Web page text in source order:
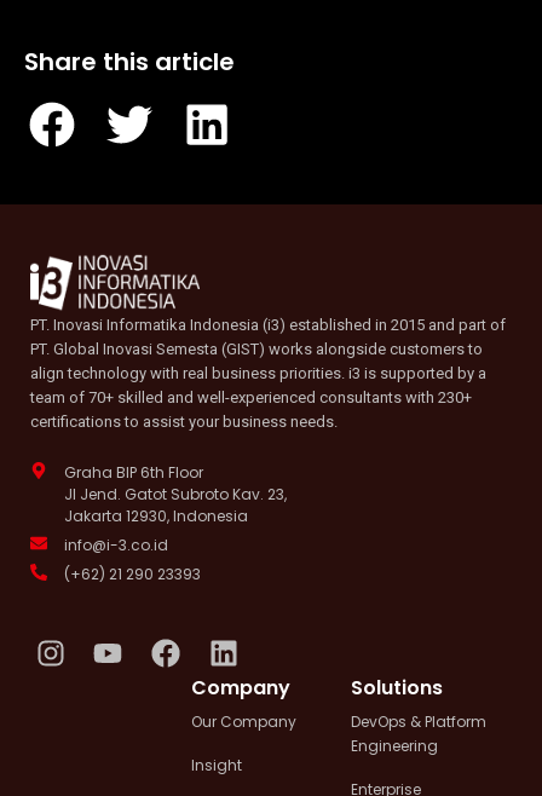
Share this article
PT. Inovasi Informatika Indonesia (i3) established in 2015 and part of
PT. Global Inovasi Semesta (GIST) works alongside customers to
align technology with real business priorities. i3 is supported by a
team of 70+ skilled and well-experienced consultants with 230+
certifications to assist your business needs.
Graha BIP 6th Floor
Jl Jend. Gatot Subroto Kav. 23,
Jakarta 12930, Indonesia
info@i-3.co.id
(+62) 21 290 23393
I
n
Y
F
a
L
i
n
k
e
Company
Our Company
Insight
Solutions
DevOps & Platform
Engineering
Enterprise